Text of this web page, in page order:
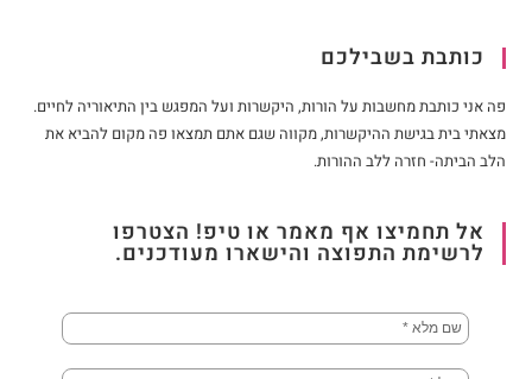
כותבת בשבילכם
פה אני כותבת מחשבות על הורות, היקשרות ועל המפגש בין התיאוריה לחיים.
מצאתי בית בגישת ההיקשרות, מקווה שגם אתם תמצאו פה מקום להביא את
הלב הביתה- חזרה ללב ההורות.
אל תחמיצו אף מאמר או טיפ! הצטרפו
לרשימת התפוצה והישארו מעודכנים.